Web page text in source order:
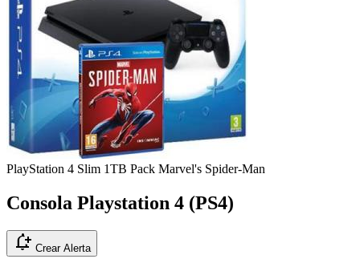
PlayStation 4 Slim 1TB Pack Marvel's Spider-Man
Consola Playstation 4 (PS4)
notification_add Crear Alerta